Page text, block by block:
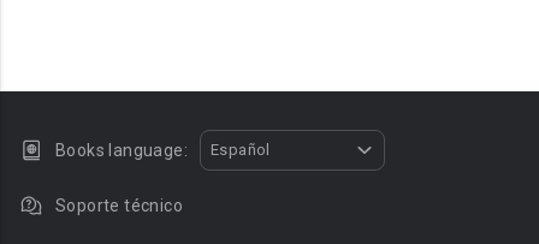
Books language: Español
Soporte técnico